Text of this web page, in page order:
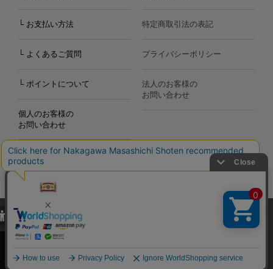
└ お支払い方法
└ よくあるご質問
└ ポイントについて
個人のお客様の
お問い合わせ
特定商取引法の表記
プライバシーポリシー
法人のお客様の
お問い合わせ
Copyright©2000-2026
Nakagawa Masashichi Shoten All Rights Reserved.
当サイトでは、当サイト内における閲覧履歴・属性情報などの取得およ
び利便性向上のためにクッキー（Cookie）を使用いたします。詳細に
関しては「プライバシーポリシー
承諾する